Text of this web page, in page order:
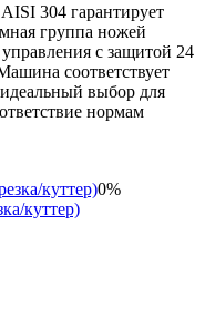
304 гарантирует
группа ножей
с защитой 24
соответствует
выбор для
нормам
0%
куттер)